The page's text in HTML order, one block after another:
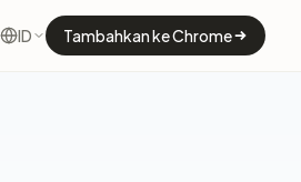
ID Tambahkan ke Chrome